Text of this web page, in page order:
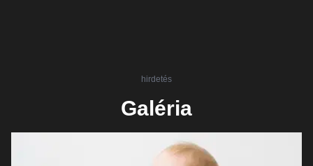
hirdetés
Galéria